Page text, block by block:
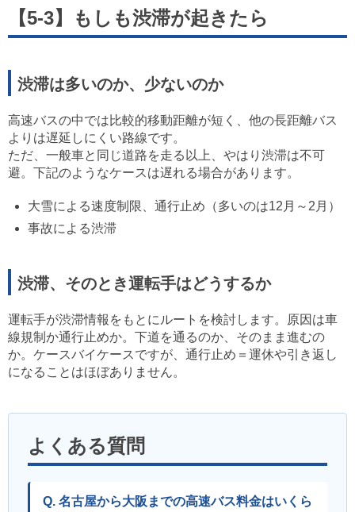
【5-3】もしも渋滞が起きたら
渋滞は多いのか、少ないのか
高速バスの中では比較的移動距離が短く、他の長距離バス
よりは遅延しにくい路線です。
ただ、一般車と同じ道路を走る以上、やはり渋滞は不可
避。下記のようなケースは遅れる場合があります。
大雪による速度制限、通行止め（多いのは12月～2月）
事故による渋滞
渋滞、そのとき運転手はどうするか
運転手が渋滞情報をもとにルートを検討します。原因は車
線規制か通行止めか。下道を通るのか、そのまま進むの
か。ケースバイケースですが、通行止め＝運休や引き返し
になることはほぼありません。
よくある質問
Q. 名古屋から大阪までの高速バス料金はいくら